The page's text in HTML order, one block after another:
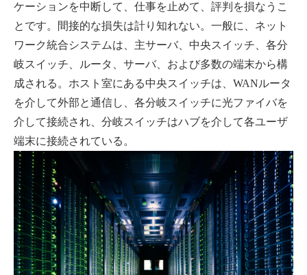
ケーションを中断して、仕事を止めて、評判を損なうこ
とです。間接的な損失は計り知れない。一般に、ネット
ワーク統合システムは、主サーバ、中央スイッチ、各分
岐スイッチ、ルータ、サーバ、および多数の端末から構
成される。ホスト室にある中央スイッチは、WANルータ
を介して外部と通信し、各分岐スイッチに光ファイバを
介して接続され、分岐スイッチはハブを介して各ユーザ
端末に接続されている。